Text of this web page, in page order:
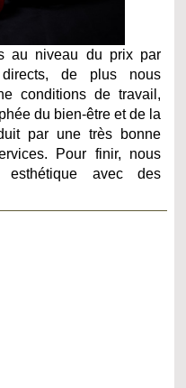
au niveau du prix par
de plus nous
conditions de travail,
du bien-être et de la
par une très bonne
Pour finir, nous
esthétique avec des